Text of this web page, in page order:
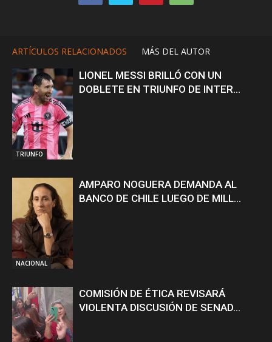
ARTÍCULOS RELACIONADOS MÁS DEL AUTOR
TRIUNFO
LIONEL MESSI BRILLÓ CON UN
DOBLETE EN TRIUNFO DE INTER...
NACIONAL
AMPARO NOGUERA DEMANDA AL
BANCO DE CHILE LUEGO DE MILL...
COMISIÓN DE ÉTICA REVISARÁ
VIOLENTA DISCUSIÓN DE SENAD...